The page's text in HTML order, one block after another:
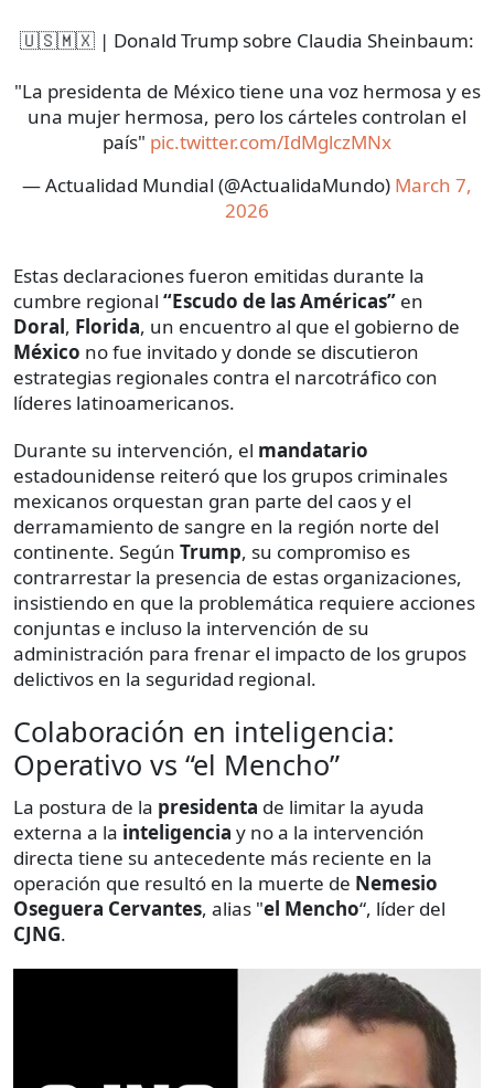
🇺🇸🇲🇽 | Donald Trump sobre Claudia Sheinbaum:
"La presidenta de México tiene una voz hermosa y es
una mujer hermosa, pero los cárteles controlan el
país" pic.twitter.com/IdMglczMNx
— Actualidad Mundial (@ActualidaMundo) March 7,
2026
Estas declaraciones fueron emitidas durante la
cumbre regional “Escudo de las Américas” en
Doral, Florida, un encuentro al que el gobierno de
México no fue invitado y donde se discutieron
estrategias regionales contra el narcotráfico con
líderes latinoamericanos.
Durante su intervención, el mandatario
estadounidense reiteró que los grupos criminales
mexicanos orquestan gran parte del caos y el
derramamiento de sangre en la región norte del
continente. Según Trump, su compromiso es
contrarrestar la presencia de estas organizaciones,
insistiendo en que la problemática requiere acciones
conjuntas e incluso la intervención de su
administración para frenar el impacto de los grupos
delictivos en la seguridad regional.
Colaboración en inteligencia:
Operativo vs “el Mencho”
La postura de la presidenta de limitar la ayuda
externa a la inteligencia y no a la intervención
directa tiene su antecedente más reciente en la
operación que resultó en la muerte de Nemesio
Oseguera Cervantes, alias "el Mencho“, líder del
CJNG.